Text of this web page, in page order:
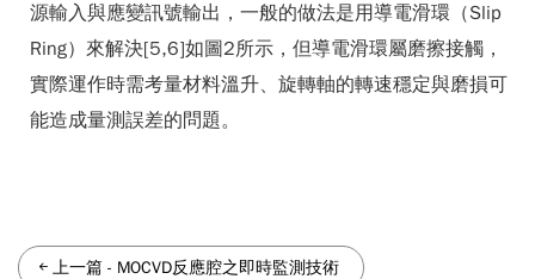
源輸入與應變訊號輸出，一般的做法是用導電滑環（Slip
Ring）來解決[5,6]如圖2所示，但導電滑環屬磨擦接觸，
實際運作時需考量材料溫升、旋轉軸的轉速穩定與磨損可
能造成量測誤差的問題。
上一篇 - MOCVD反應腔之即時監測技術